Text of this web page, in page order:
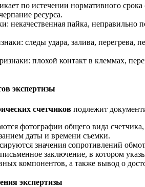
по истечении нормативного
ресурса.
некачественная пайка,
следы удара, залива, перегрева,
плохой контакт в клеммах,
экспертизы
счетчиков подлежит
фотографии общего вида
даты и времени съемки.
значения сопротивлений
заключение, в котором
компонентов, а также вывод о
экспертизы